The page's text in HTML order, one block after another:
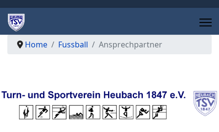
Home Fussball Ansprechpartner